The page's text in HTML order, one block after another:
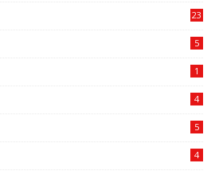
23
5
1
4
5
4